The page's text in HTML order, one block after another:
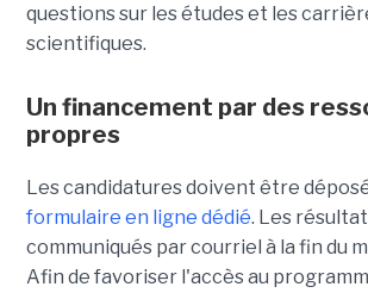
questions sur les études et les
scientifiques.
Un financement par des
propres
Les candidatures doivent être
formulaire en ligne dédié. Les
communiqués par courriel à la fin du
Afin de favoriser l'accès au